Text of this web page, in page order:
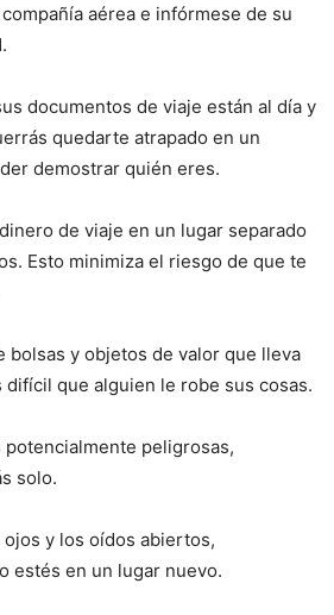
aérea e infórmese de su
documentos de viaje están al día y
quedarte atrapado en un
demostrar quién eres.
de viaje en un lugar separado
Esto minimiza el riesgo de que te
bolsas y objetos de valor que lleva
difícil que alguien le robe sus cosas.
potencialmente peligrosas,
solo.
y los oídos abiertos,
estés en un lugar nuevo.